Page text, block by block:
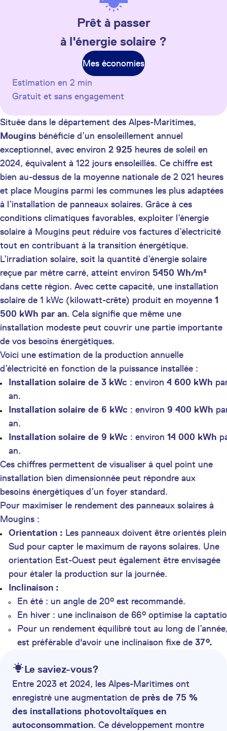
Prêt à passer
à l'énergie solaire ?
Mes économies
Estimation en 2 min
Gratuit et sans engagement
Située dans le département des Alpes-Maritimes,
Mougins bénéficie d’un ensoleillement annuel
exceptionnel, avec environ 2 925 heures de soleil en
2024, équivalent à 122 jours ensoleillés. Ce chiffre est
bien au-dessus de la moyenne nationale de 2 021 heures
et place Mougins parmi les communes les plus adaptées
à l’installation de panneaux solaires. Grâce à ces
conditions climatiques favorables, exploiter l’énergie
solaire à Mougins peut réduire vos factures d’électricité
tout en contribuant à la transition énergétique.
L’irradiation solaire, soit la quantité d’énergie solaire
reçue par mètre carré, atteint environ 5450 Wh/m²
dans cette région. Avec cette capacité, une installation
solaire de 1 kWc (kilowatt-crête) produit en moyenne 1
500 kWh par an. Cela signifie que même une
installation modeste peut couvrir une partie importante
de vos besoins énergétiques.
Voici une estimation de la production annuelle
d’électricité en fonction de la puissance installée :
Installation solaire de 3 kWc : environ 4 600 kWh
an.
Installation solaire de 6 kWc : environ 9 400 kWh
an.
Installation solaire de 9 kWc : environ 14 000 kWh
an.
Ces chiffres permettent de visualiser à quel point une
installation bien dimensionnée peut répondre aux
besoins énergétiques d’un foyer standard.
Pour maximiser le rendement des panneaux solaires à
Mougins :
Orientation : Les panneaux doivent être orientés plein
Sud pour capter le maximum de rayons solaires. Une
orientation Est-Ouest peut également être envisagée
pour étaler la production sur la journée.
Inclinaison :
En été : un angle de 20° est recommandé.
En hiver : une inclinaison de 66° optimise la
Pour un rendement équilibré tout au long de
est préférable d'avoir une inclinaison fixe de 37°.
Le saviez-vous?
Entre 2023 et 2024, les Alpes-Maritimes ont
enregistré une augmentation de près de 75 %
des installations photovoltaïques en
autoconsommation. Ce développement montre